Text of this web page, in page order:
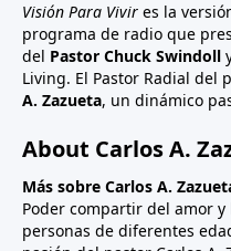
Visión Para Vivir es la
programa de radio que
del Pastor Chuck Swindoll
Living. El Pastor Radial del
A. Zazueta, un dinámico
About Carlos A.
Más sobre Carlos A.
Poder compartir del amor y
personas de diferentes